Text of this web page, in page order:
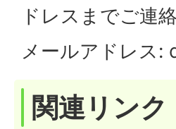
ドレスまでご連
メールアドレス:
関連リンク